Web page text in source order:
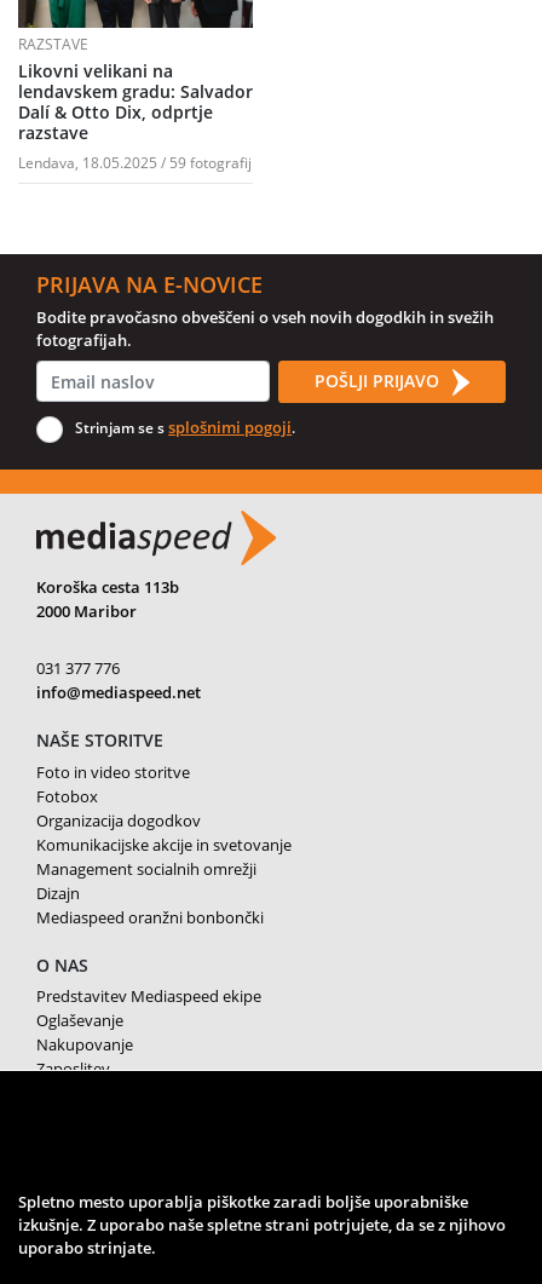
RAZSTAVE
Likovni velikani na
lendavskem gradu: Salvador
Dalí & Otto Dix, odprtje
razstave
Lendava, 18.05.2025 / 59 fotografij
PRIJAVA NA E-NOVICE
Bodite pravočasno obveščeni o vseh novih dogodkih in svežih
fotografijah.
POŠLJI PRIJAVO
Strinjam se ssplošnimi pogoji.
Koroška cesta 113b
2000 Maribor
031 377 776
info@mediaspeed.net
NAŠE STORITVE
Foto in video storitve
Fotobox
Organizacija dogodkov
Komunikacijske akcije in svetovanje
Management socialnih omrežji
Dizajn
Mediaspeed oranžni bonbončki
O NAS
Predstavitev Mediaspeed ekipe
Oglaševanje
Nakupovanje
Zaposlitev
SPREMLJAJTE NAS
Spletno mesto uporablja piškotke zaradi boljše uporabniške
izkušnje. Z uporabo naše spletne strani potrjujete, da se z njihovo
uporabo strinjate.